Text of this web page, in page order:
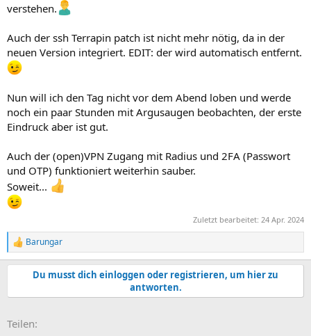
verstehen.
Auch der ssh Terrapin patch ist nicht mehr nötig, da in der
neuen Version integriert. EDIT: der wird automatisch entfernt.
Nun will ich den Tag nicht vor dem Abend loben und werde
noch ein paar Stunden mit Argusaugen beobachten, der erste
Eindruck aber ist gut.
Auch der (open)VPN Zugang mit Radius und 2FA (Passwort
und OTP) funktioniert weiterhin sauber.
Soweit...
Zuletzt bearbeitet: 24 Apr. 2024
R
e
a
i
n
Barungar
Du musst dich einloggen oder registrieren, um hier zu
antworten.
Teilen: